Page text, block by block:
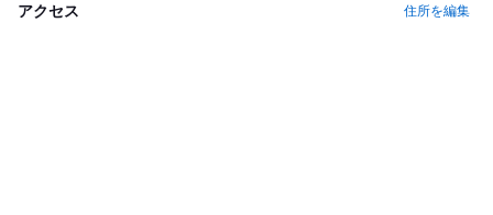
アクセス 住所を編集